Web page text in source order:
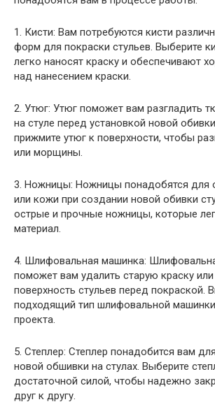
1. Кисти: Вам потребуются кисти
форм для покраски стульев. Выберите
легко наносят краску и обеспечивают
над нанесением краски.
2. Утюг: Утюг поможет вам разгладить
на стуле перед установкой новой
прижмите утюг к поверхности, чтобы
или морщины.
3. Ножницы: Ножницы понадобятся для
или кожи при создании новой обивки
острые и прочные ножницы, которые
материал.
4. Шлифовальная машинка:
поможет вам удалить старую краску
поверхность стульев перед покраской.
подходящий тип шлифовальной
проекта.
5. Степлер: Степлер понадобится вам
новой обшивки на стулах. Выберите
достаточной силой, чтобы надежно
друг к другу.